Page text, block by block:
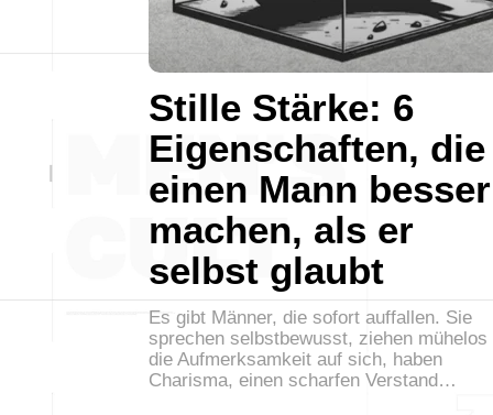
Stille Stärke: 6
Eigenschaften, die
einen Mann besser
machen, als er
selbst glaubt
Es gibt Männer, die sofort auffallen. Sie
sprechen selbstbewusst, ziehen mühelos
die Aufmerksamkeit auf sich, haben
Charisma, einen scharfen Verstand…